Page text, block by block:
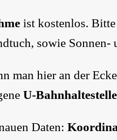
ist kostenlos.
sowie Sonnen-
man hier an der
U-Bahnhaltestelle
Daten: